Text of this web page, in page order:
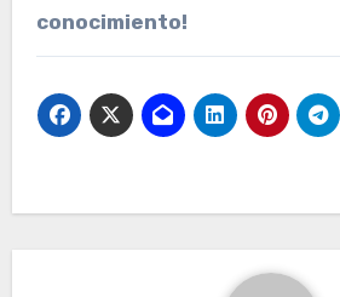
conocimiento!